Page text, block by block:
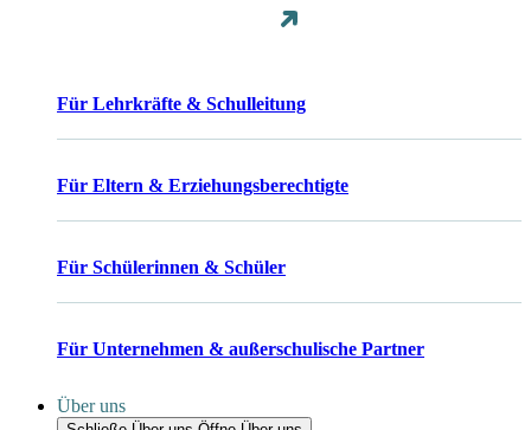
Für Lehrkräfte & Schulleitung
Für Eltern & Erziehungsberechtigte
Für Schülerinnen & Schüler
Für Unternehmen & außerschulische Partner
Über uns